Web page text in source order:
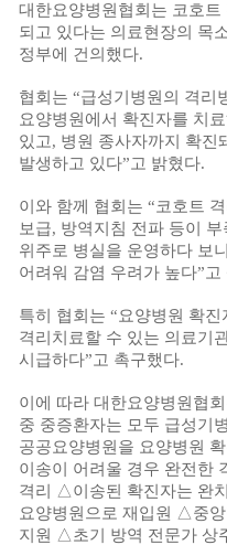
대한요양병원협회는 코호트
되고 있다는 의료현장의 목
정부에 건의했다.
협회는 “급성기병원의 격리
요양병원에서 확진자를 치
있고, 병원 종사자까지 확진
발생하고 있다”고 밝혔다.
이와 함께 협회는 “코호트
보급, 방역지침 전파 등이 부
위주로 병실을 운영하다 보
어려워 감염 우려가 높다”고
특히 협회는 “요양병원 확
격리치료할 수 있는 의료기
시급하다”고 촉구했다.
이에 따라 대한요양병원협
중 중증환자는 모두 급성기
공공요양병원을 요양병원
이송이 어려울 경우 완전한
격리
△이송된 확진자는 완
요양병원으로 재입원 △중
지원 △초기 방역 전문가 상